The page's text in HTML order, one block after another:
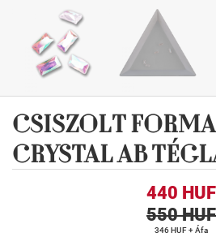
CSISZOLT
CRYSTAL AB
440 HUF
550 HUF
346 HUF + Áfa